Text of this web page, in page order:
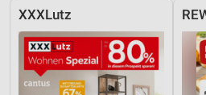
XXXLutz